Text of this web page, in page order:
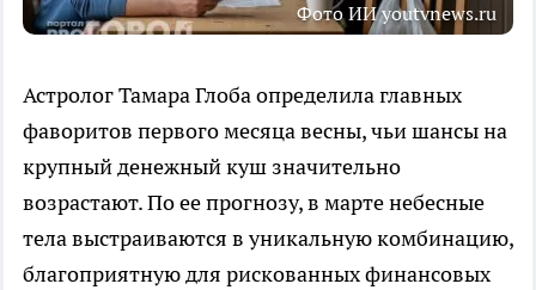
Фото ИИ youtvnews.ru
Астролог Тамара Глоба определила главных
фаворитов первого месяца весны, чьи шансы на
крупный денежный куш значительно
возрастают. По ее прогнозу, в марте небесные
тела выстраиваются в уникальную комбинацию,
благоприятную для рискованных финансовых